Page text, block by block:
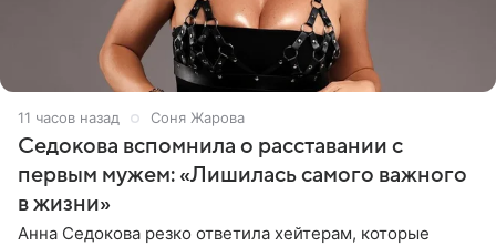
11 часов назад Соня Жарова
Седокова вспомнила о расставании с
первым мужем: «Лишилась самого важного
в жизни»
Анна Седокова резко ответила хейтерам, которые